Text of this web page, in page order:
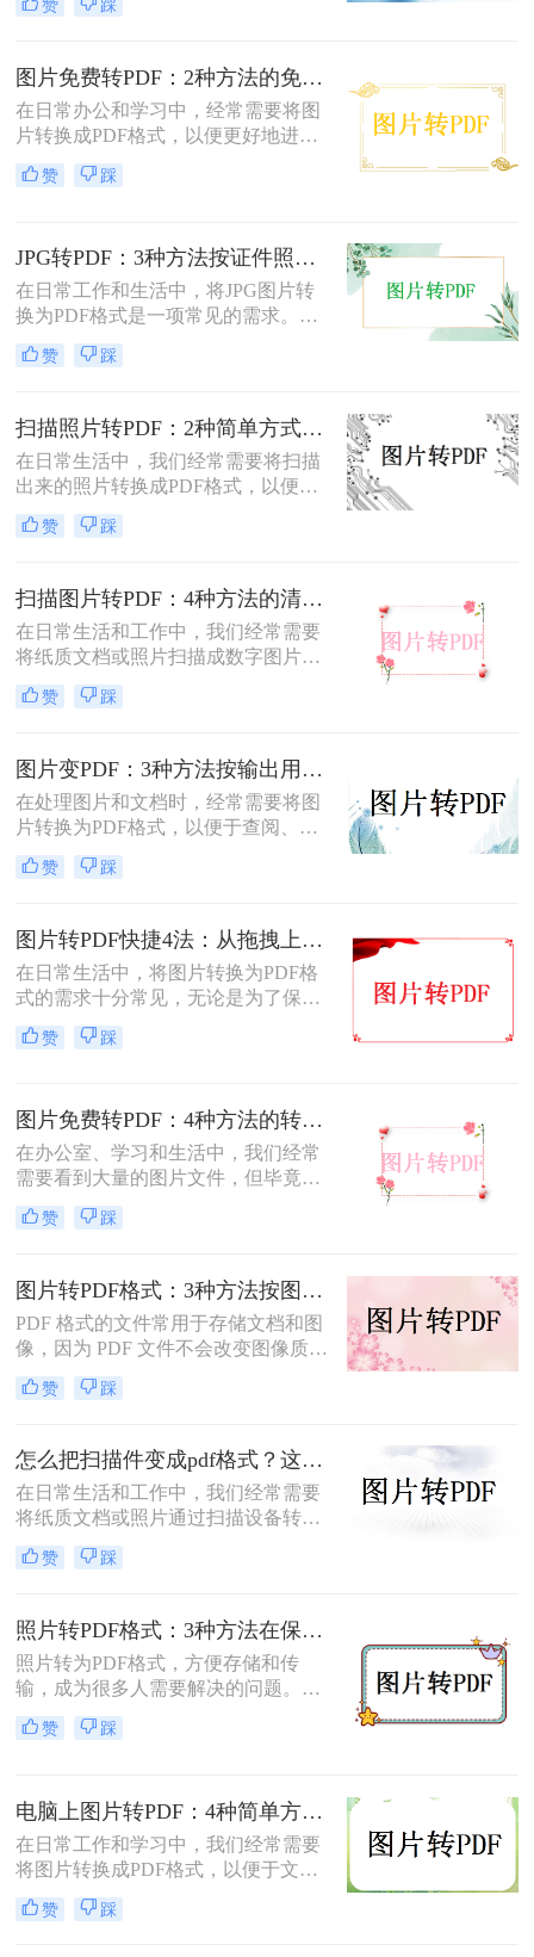
扫描图片怎么转换成pdf呢？本文将介
方法。
赞 踩
图片免费转PDF：2种方法的免费额度、水印和画质对比！
在日常办公和学习中，经常需要将图
片转换成PDF格式，以便更好地进行
分享、打印或存档。那么如何把图片
转换成pdf格式免费呢？本文将介绍两
赞 踩
JPG转PDF：3种方法按证件照、截图和风景照分别推荐！
在日常工作和生活中，将JPG图片转
换为PDF格式是一项常见的需求。
PDF格式具有跨平台兼容性、易于阅
读和保护隐私等优点，因此广泛应用
转换pdf呢？本文将介绍三种将JPG图
片转换为PDF的方法。
赞 踩
扫描照片转PDF：2种简单方式在身份证和合同上的操作差异！
在日常生活中，我们经常需要将扫描
出来的照片转换成PDF格式，以便于
分享、存储和管理。那么扫描出来的
照片怎么转成pdf呢？本文将介绍两种
赞 踩
扫描图片转PDF：4种方法的清晰度和文件体积对比!
在日常生活和工作中，我们经常需要
将纸质文档或照片扫描成数字图片，
并进一步将这些图片转换成PDF格
式，以便于分享、存储和查阅。那么
介绍四种将扫描图片转换成PDF的方
法。
赞 踩
图片变PDF：3种方法按输出用途（打印/存档/分享）选！
在处理图片和文档时，经常需要将图
片转换为PDF格式，以便于查阅、分
享或存档。那么如何把图片变成pdf
呢？本文将介绍三种常用的图片转
赞 踩
图片转PDF快捷4法：从拖拽上传到批量导出的操作流程！
在日常生活中，将图片转换为PDF格
式的需求十分常见，无论是为了保存
照片、制作电子相册，还是为了提交
报告和简历中的图片资料。那么图片
完成图片到PDF的转换。
赞 踩
图片免费转PDF：4种方法的转换速度和画质损失对比！
在办公室、学习和生活中，我们经常
需要看到大量的图片文件，但毕竟，
一张一张地看照片相对麻烦，所以我
们通常会把照片变成PDF。事实上，
天，我将教你图片转为pdf怎么弄免费
的。
赞 踩
图片转PDF格式：3种方法按图片来源（手机/相机/截图）选！
PDF 格式的文件常用于存储文档和图
像，因为 PDF 文件不会改变图像质
量、版本或格式，而且可以在任何设
备之间轻松传输。如果你想将一些图
并成一个 PDF 文件，本文将介绍图片
如何转换为PDF格式。
赞 踩
怎么把扫描件变成pdf格式？这三种方法简单又实用！
在日常生活和工作中，我们经常需要
将纸质文档或照片通过扫描设备转化
为数字格式，并进一步将其保存为
PDF文件，以便于分享、存储和查
呢？本文将介绍三种将扫描件转换成
PDF格式的方法。
赞 踩
照片转PDF格式：3种方法在保留EXIF信息和画质上的差异！
照片转为PDF格式，方便存储和传
输，成为很多人需要解决的问题。无
论是为了整理相册、备份照片，还是
为了表格化、合并分享，PDF格式都
简单而快速的方法，帮助您轻松实现
照片转PDF的操作。
赞 踩
电脑上图片转PDF：4种简单方法的操作步骤和DPI设置！
在日常工作和学习中，我们经常需要
将图片转换成PDF格式，以便于文件
的传输、存储和打印。那么电脑上怎
么图片转pdf呢？本文将介绍三种在电
赞 踩